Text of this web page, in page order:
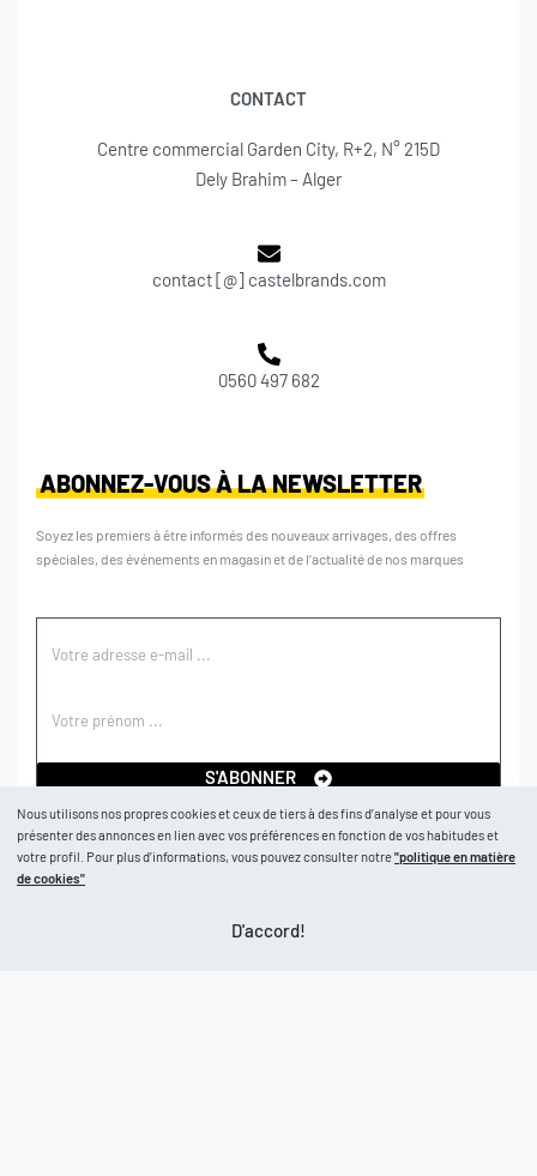
CONTACT
Centre commercial Garden City, R+2, N° 215D
Dely Brahim – Alger
contact [@] castelbrands.com
0560 497 682
BOUTIQUE
ABONNEZ-VOUS À LA NEWSLETTER
Soyez les premiers à être informés des nouveaux arrivages, des offres
spéciales, des événements en magasin et de l’actualité de nos marques
S'ABONNER
Nous utilisons nos propres cookies et ceux de tiers à des fins d’analyse et pour vous
présenter des annonces en lien avec vos préférences en fonction de vos habitudes et
votre profil. Pour plus d’informations, vous pouvez consulter notre"politique en matière
de cookies"
D'accord!